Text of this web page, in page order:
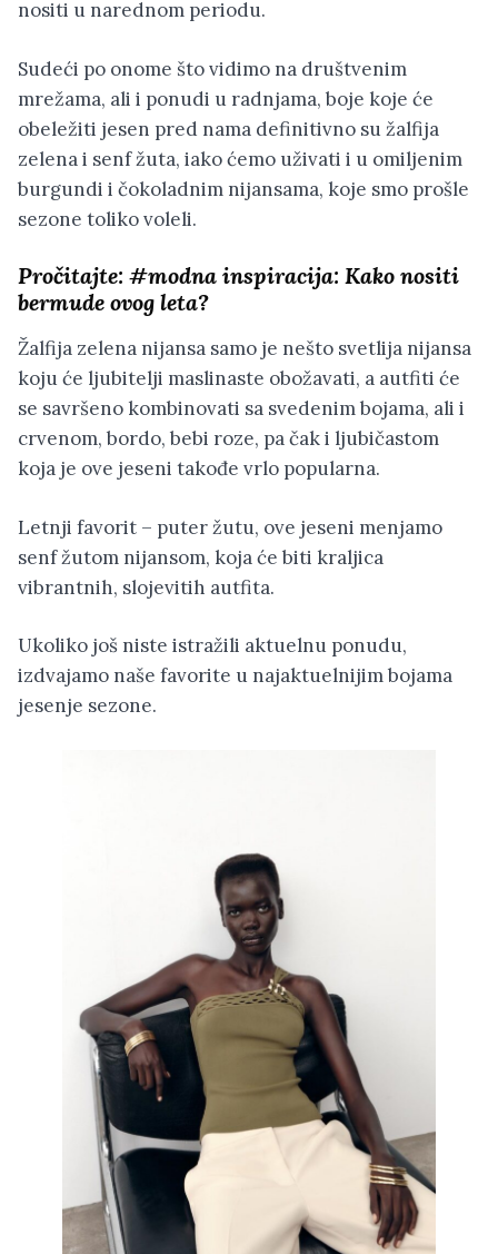
nositi u narednom periodu.
Sudeći po onome što vidimo na društvenim
mrežama, ali i ponudi u radnjama, boje koje će
obeležiti jesen pred nama definitivno su žalfija
zelena i senf žuta, iako ćemo uživati i u omiljenim
burgundi i čokoladnim nijansama, koje smo prošle
sezone toliko voleli.
Pročitajte: #modna inspiracija: Kako nositi
bermude ovog leta?
Žalfija zelena nijansa samo je nešto svetlija nijansa
koju će ljubitelji maslinaste obožavati, a autfiti će
se savršeno kombinovati sa svedenim bojama, ali i
crvenom, bordo, bebi roze, pa čak i ljubičastom
koja je ove jeseni takođe vrlo popularna.
Letnji favorit – puter žutu, ove jeseni menjamo
senf žutom nijansom, koja će biti kraljica
vibrantnih, slojevitih autfita.
Ukoliko još niste istražili aktuelnu ponudu,
izdvajamo naše favorite u najaktuelnijim bojama
jesenje sezone.